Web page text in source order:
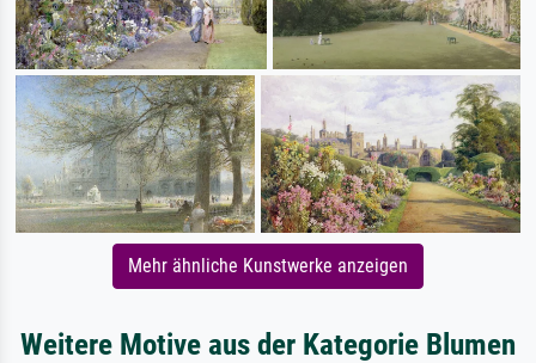
Mehr ähnliche Kunstwerke anzeigen
Weitere Motive aus der Kategorie Blumen